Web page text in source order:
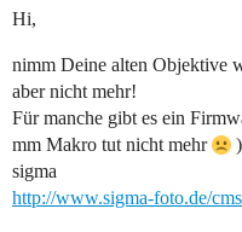
Hi,
nimm Deine alten Objektive
aber nicht mehr!
Für manche gibt es ein
mm Makro tut nicht mehr
sigma
http://www.sigma-foto.de/